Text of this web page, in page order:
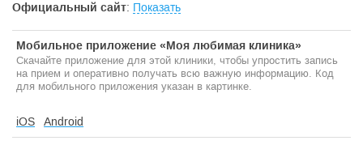
Официальный сайт: Показать
Мобильное приложение «Моя любимая клиника»
Скачайте приложение для этой клиники, чтобы упростить запись
на прием и оперативно получать всю важную информацию. Код
для мобильного приложения указан в картинке.
iOS Android